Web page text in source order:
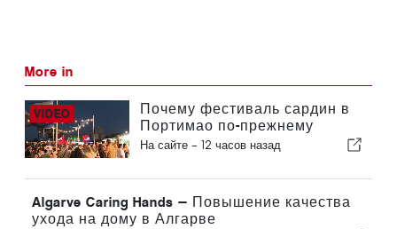
More in
Почему фестиваль сардин в
Портимао по-прежнему
остается одним из самых
Алгарве
На сайте - 12 часов назад
Algarve Caring Hands — Повышение качества
ухода на дому в Алгарве